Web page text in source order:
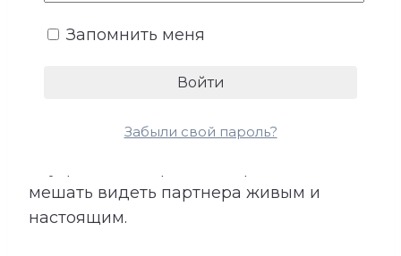
которые вызывают доверие и желание
способные приводить к идеализации.
настоящую совместимость от
мешать видеть партнера живым и
настоящим.
Запомнить меня
Забыли свой пароль?